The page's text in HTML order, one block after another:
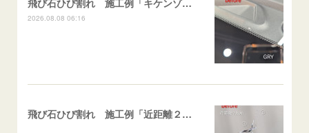
2026.08.08 06:16
飛び石ひび割れ 施工例「近距離２箇所・パーシャル系+ストレート系」CX-8